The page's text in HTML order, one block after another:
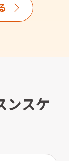
ンスケ